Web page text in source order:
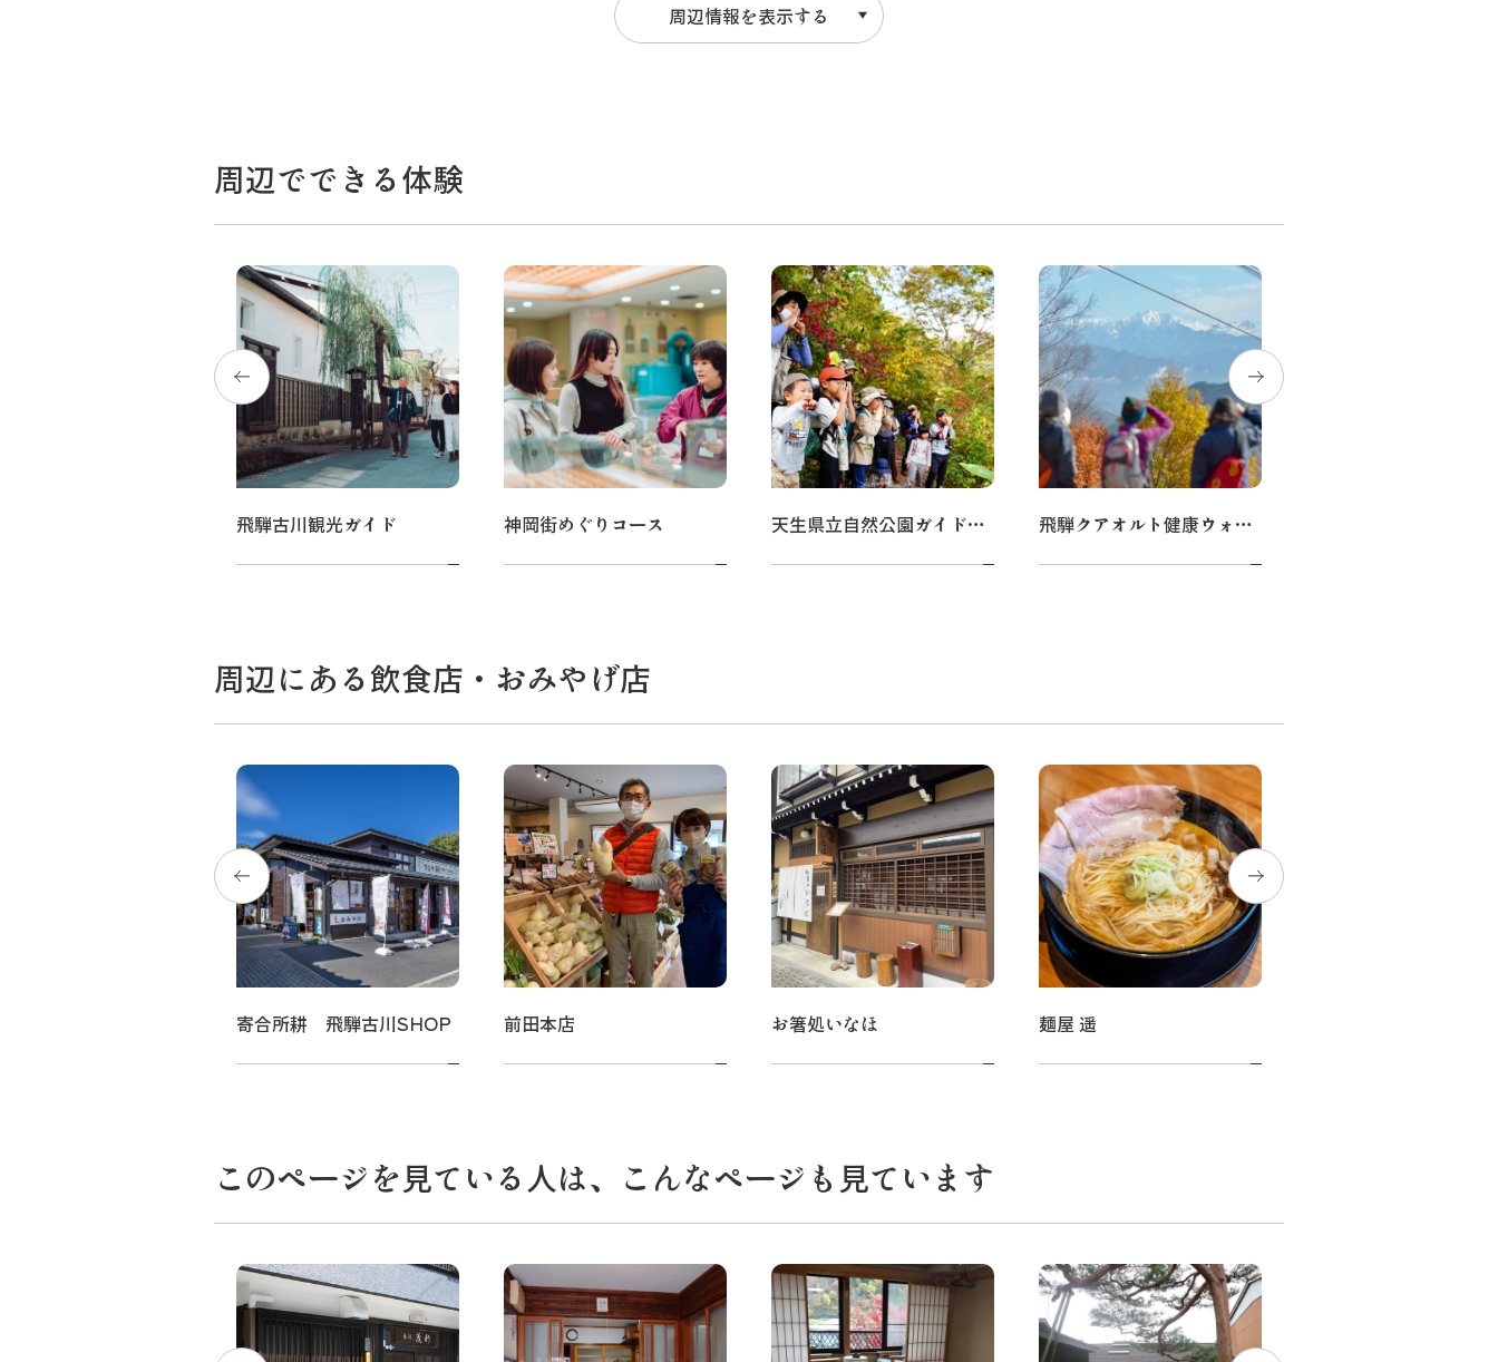
周辺情報を表示する
周辺でできる体験
飛騨古川観光ガイド 神岡街めぐりコース 天生県立自然公園ガイドウォーク 飛騨クアオルト健康ウォーキング
周辺にある飲食店・おみやげ店
寄合所耕 飛騨古川SHOP 前田本店 お箸処いなほ 麺屋 遥
このページを見ている人は、こんなページも見ています